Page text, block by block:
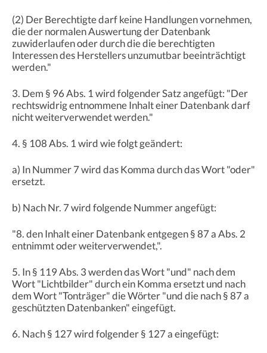
(2) Der Berechtigte darf keine Handlungen vornehmen,
die der normalen Auswertung der Datenbank
zuwiderlaufen oder durch die die berechtigten
Interessen des Herstellers unzumutbar beeinträchtigt
werden."
3. Dem § 96 Abs. 1 wird folgender Satz angefügt: "Der
rechtswidrig entnommene Inhalt einer Datenbank darf
nicht weiterverwendet werden."
4. § 108 Abs. 1 wird wie folgt geändert:
a) In Nummer 7 wird das Komma durch das Wort "oder"
ersetzt.
b) Nach Nr. 7 wird folgende Nummer angefügt:
"8. den Inhalt einer Datenbank entgegen § 87 a Abs. 2
entnimmt oder weiterverwendet,".
5. In § 119 Abs. 3 werden das Wort "und" nach dem
Wort "Lichtbilder" durch ein Komma ersetzt und nach
dem Wort "Tonträger" die Wörter "und die nach § 87 a
geschützten Datenbanken" eingefügt.
6. Nach § 127 wird folgender § 127 a eingefügt: